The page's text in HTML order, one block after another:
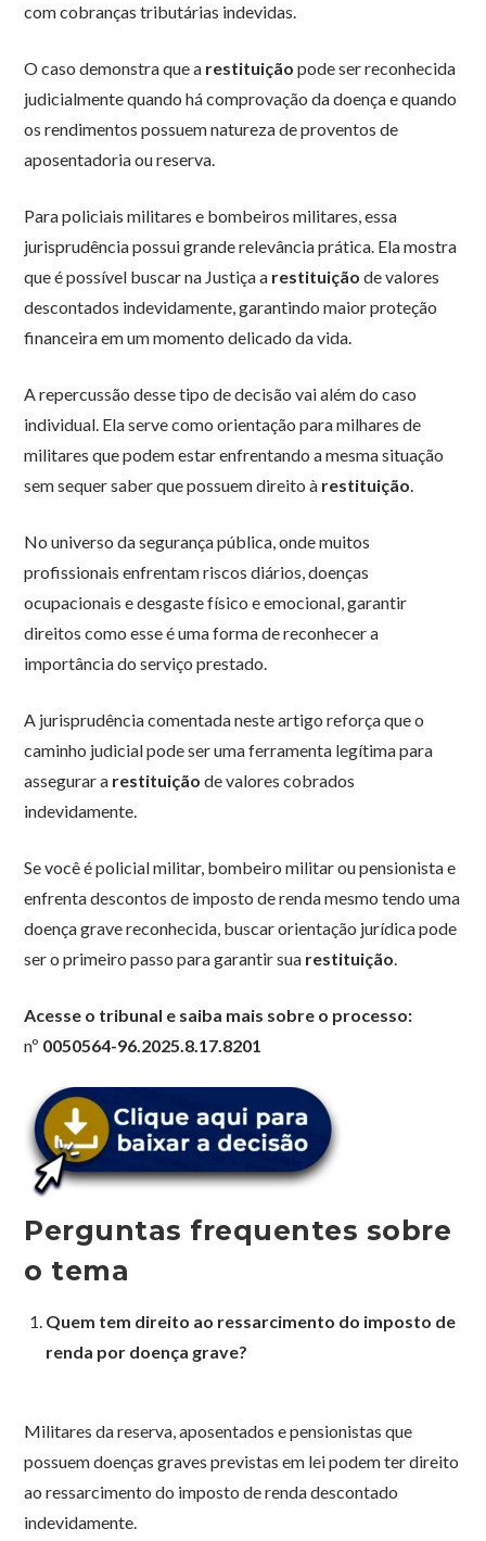
com cobranças tributárias indevidas.
O caso demonstra que a restituição pode ser reconhecida
judicialmente quando há comprovação da doença e quando
os rendimentos possuem natureza de proventos de
aposentadoria ou reserva.
Para policiais militares e bombeiros militares, essa
jurisprudência possui grande relevância prática. Ela mostra
que é possível buscar na Justiça a restituição de valores
descontados indevidamente, garantindo maior proteção
financeira em um momento delicado da vida.
A repercussão desse tipo de decisão vai além do caso
individual. Ela serve como orientação para milhares de
militares que podem estar enfrentando a mesma situação
sem sequer saber que possuem direito à restituição.
No universo da segurança pública, onde muitos
profissionais enfrentam riscos diários, doenças
ocupacionais e desgaste físico e emocional, garantir
direitos como esse é uma forma de reconhecer a
importância do serviço prestado.
A jurisprudência comentada neste artigo reforça que o
caminho judicial pode ser uma ferramenta legítima para
assegurar a restituição de valores cobrados
indevidamente.
Se você é policial militar, bombeiro militar ou pensionista e
enfrenta descontos de imposto de renda mesmo tendo uma
doença grave reconhecida, buscar orientação jurídica pode
ser o primeiro passo para garantir sua restituição.
Acesse o tribunal e saiba mais sobre o processo:
nº 0050564-96.2025.8.17.8201
Perguntas frequentes sobre
o tema
Quem tem direito ao ressarcimento do imposto de
renda por doença grave?
Militares da reserva, aposentados e pensionistas que
possuem doenças graves previstas em lei podem ter direito
ao ressarcimento do imposto de renda descontado
indevidamente.